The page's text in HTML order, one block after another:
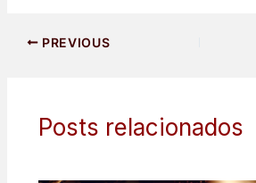
PREVIOUS
Posts relacionados